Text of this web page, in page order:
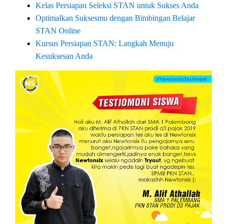
Kelas Persiapan Seleksi STAN untuk Sukses Anda
Optimalkan Suksesmu dengan Bimbingan Belajar
STAN Online
Kursus Persiapan STAN: Langkah Menuju
Kesuksesan Anda